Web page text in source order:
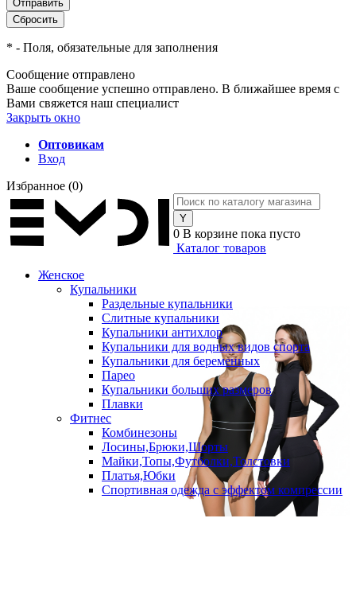
* - Поля, обязательные для заполнения
Сообщение отправлено
Ваше сообщение успешно отправлено. В ближайшее время с
Вами свяжется наш специалист
Закрыть окно
Оптовикам
Вход
Избранное (0)
0 В корзине пока пусто
Каталог товаров
Женское
Купальники
Раздельные купальники
Слитные купальники
Купальники антихлор
Купальники для водных видов спорта
Купальники для беременных
Парео
Купальники больших размеров
Плавки
Фитнес
Комбинезоны
Лосины,Брюки,Шорты
Майки,Топы,Футболки,Толстовки
Платья,Юбки
Спортивная одежда с эффектом компрессии